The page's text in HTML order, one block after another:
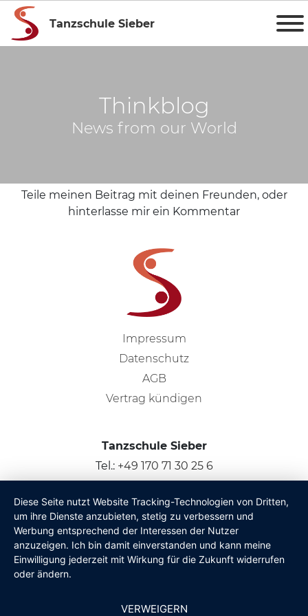
Tanzschule Sieber
Thinkblog
News from our World
Teile meinen Beitrag mit deinen Freunden, oder
hinterlasse mir ein Kommentar
Diese Seite nutzt Website Tracking-Technologien von Dritten,
um ihre Dienste anzubieten, stetig zu verbessern und
Werbung entsprechend der Interessen der Nutzer
anzuzeigen. Ich bin damit einverstanden und kann meine
Einwilligung jederzeit mit Wirkung für die Zukunft widerrufen
oder ändern.
VERWEIGERN
Impressum
Datenschutz
AGB
Vertrag kündigen
Tanzschule Sieber
Tel.: +49 170 71 30 25 6
© 2026Claus Sieber